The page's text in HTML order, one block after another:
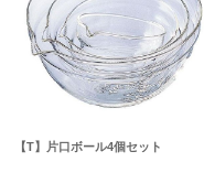
【T】片口ボール4個セット